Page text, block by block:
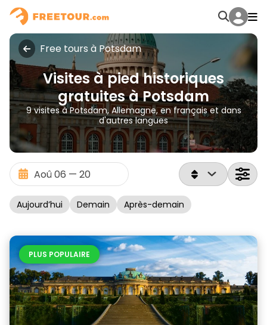
Free tours à Potsdam
Visites à pied historiques
gratuites à Potsdam
9 visites à Potsdam, Allemagne, en français et dans
d'autres langues
Aujourd’hui Demain Après-demain
PLUS POPULAIRE